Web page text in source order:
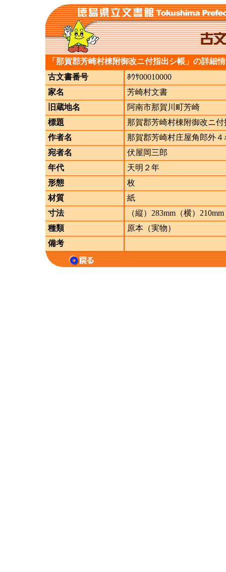
「那賀郡芳崎村棟附御改ニ付指出シ帳」の詳細
古文書番号
ﾎｳｻ00010000
家名
芳崎村文書
旧蔵地名
阿南市那賀川町芳崎
標題
那賀郡芳崎村棟附御改ニ付
作者名
那賀郡芳崎村庄屋角郎外４
宛者名
伏屋岡三郎
年代
天明２年
形態
枚
材質
紙
寸法
（縦）283mm（横）210mm
種類
原本（実物）
備考